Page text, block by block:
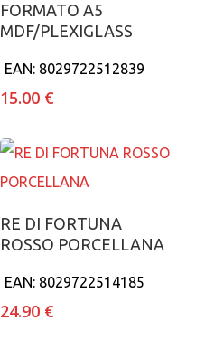
FORMATO A5
MDF/PLEXIGLASS
EAN: 8029722512839
15.00 €
Aggiungi al carrello
RE DI FORTUNA
ROSSO PORCELLANA
EAN: 8029722514185
24.90 €